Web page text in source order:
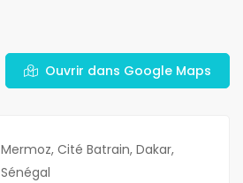
Ouvrir dans Google Maps
Mermoz, Cité Batrain, Dakar,
Sénégal